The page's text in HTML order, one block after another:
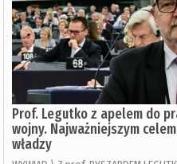
Prof. Legutko z apelem do
wojny. Najważniejszym
władzy